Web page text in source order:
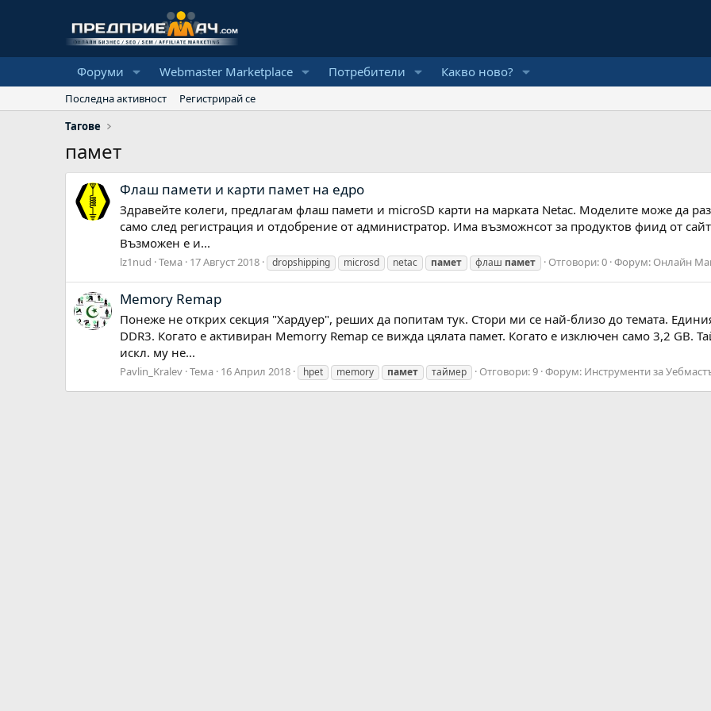
Форуми Webmaster Marketplace Потребители Какво ново?
Последна активност
Регистрирай се
Тагове
памет
Флаш памети и карти памет на едро
Здравейте колеги, предлагам флаш памети и microSD карти на марката Netac. Моделите може да
само след регистрация и отдобрение от администратор. Има възможнсот за продуктов фиид от
Възможен е и...
lz1nud Тема 17 Август 2018 dropshipping microsd netac памет флаш памет Отговори: 0 Форум: Онлайн
Memory Remap
Понеже не открих секция "Хардуер", реших да попитам тук. Стори ми се най-близо до темата.
DDR3. Когато е активиран Memorry Remap се вижда цялата памет. Когато е изключен само 3,2 GB.
искл. му не...
Pavlin_Kralev Тема 16 Април 2018 hpet memory памет таймер Отговори: 9 Форум: Инструменти за